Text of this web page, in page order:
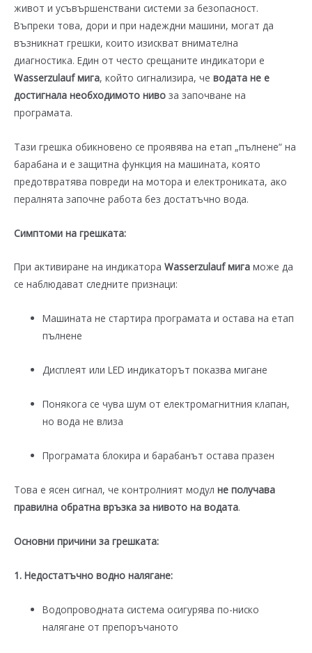
живот и усъвършенствани системи за безопасност.
Въпреки това, дори и при надеждни машини, могат да
възникнат грешки, които изискват внимателна
диагностика. Един от често срещаните индикатори е
Wasserzulauf мига, който сигнализира, че водата не е
достигнала необходимото ниво за започване на
програмата.
Тази грешка обикновено се проявява на етап „пълнене“ на
барабана и е защитна функция на машината, която
предотвратява повреди на мотора и електрониката, ако
пералнята започне работа без достатъчно вода.
Симптоми на грешката:
При активиране на индикатора Wasserzulauf мига може да
се наблюдават следните признаци:
Машината не стартира програмата и остава на етап
пълнене
Дисплеят или LED индикаторът показва мигане
Понякога се чува шум от електромагнитния клапан,
но вода не влиза
Програмата блокира и барабанът остава празен
Това е ясен сигнал, че контролният модул не получава
правилна обратна връзка за нивото на водата.
Основни причини за грешката:
1. Недостатъчно водно налягане:
Водопроводната система осигурява по-ниско
налягане от препоръчаното